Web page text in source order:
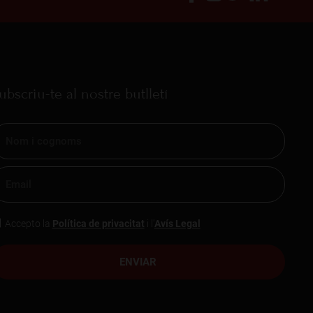
te al nostre butlletí
ENVIAR
Accepto la Política de privacitat Avís Legal